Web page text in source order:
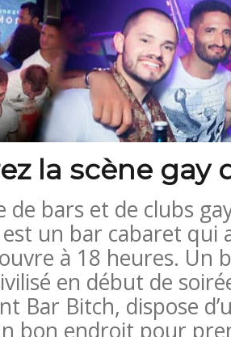
la scène gay
de bars et de clubs
est un bar cabaret
à 18 heures. Un
en début de
Bar Bitch, dispose
bon endroit pour